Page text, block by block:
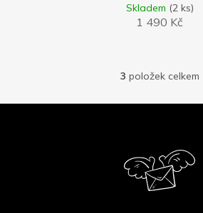
Skladem (2 ks)
1 490 Kč
O
l
c
í
p
3 položek celkem